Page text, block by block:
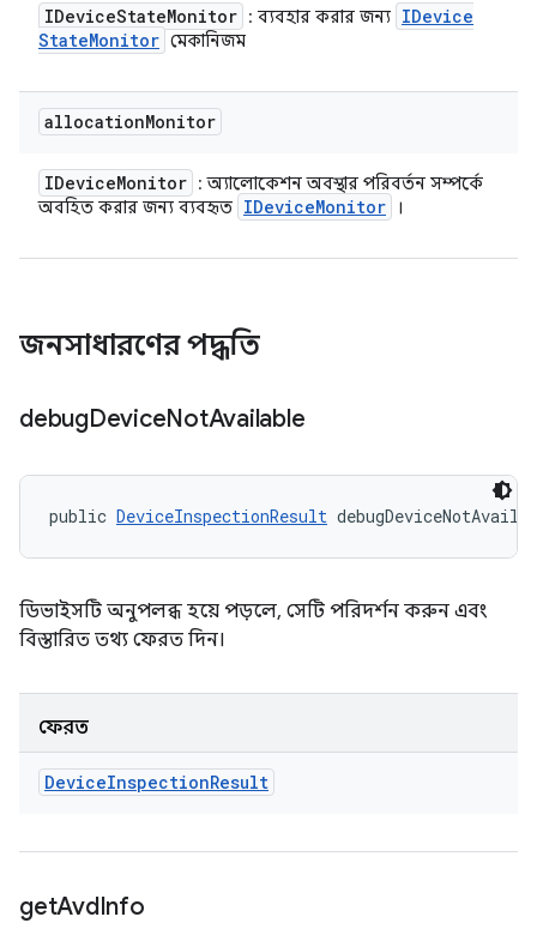
IDeviceStateMonitor : ব্যবহার করার জন্য IDevice
StateMonitor মেকানিজম
allocationMonitor
IDeviceMonitor : অ্যালোকেশন অবস্থার পরিবর্তন সম্পর্কে
অবহিত করার জন্য ব্যবহৃত IDeviceMonitor ।
জনসাধারণের পদ্ধতি
debugDeviceNotAvailable
public DeviceInspectionResult
ডিভাইসটি অনুপলব্ধ হয়ে পড়লে, সেটি পরিদর্শন করুন এবং
বিস্তারিত তথ্য ফেরত দিন।
ফেরত
DeviceInspectionResult
getAvdInfo